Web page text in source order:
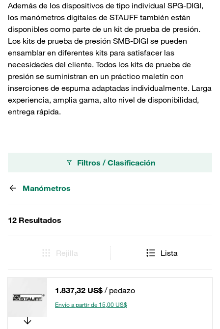
Además de los dispositivos de tipo individual SPG-DIGI,
los manómetros digitales de STAUFF también están
disponibles como parte de un kit de prueba de presión.
Los kits de prueba de presión SMB-DIGI se pueden
ensamblar en diferentes kits para satisfacer las
necesidades del cliente. Todos los kits de prueba de
presión se suministran en un práctico maletín con
inserciones de espuma adaptadas individualmente. Larga
experiencia, amplia gama, alto nivel de disponibilidad,
entrega rápida.
Filtros / Clasificación
Manómetros
12 Resultados
Rejilla Lista
1.837,32 US$ / pedazo
Envío a partir de 15,00 US$